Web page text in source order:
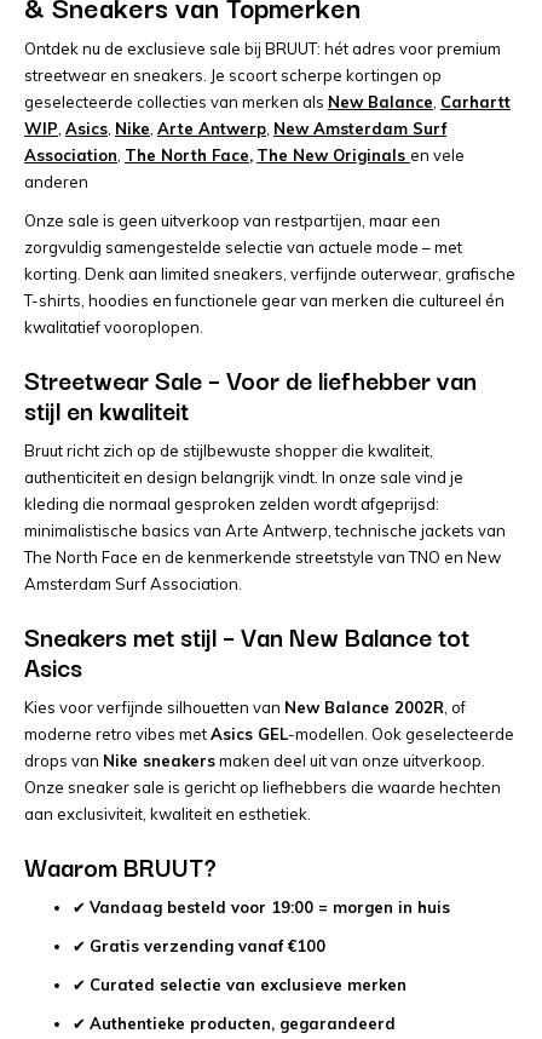
Ontdek nu de exclusieve sale bij BRUUT: hét adres voor premium
streetwear en sneakers. Je scoort scherpe kortingen op
geselecteerde collecties van merken als New Balance Carhartt
WIP Asics Nike Arte Antwerp New Amsterdam Surf
Association The North Face, The New Originals en vele
anderen
Onze sale is geen uitverkoop van restpartijen, maar een
zorgvuldig samengestelde selectie van actuele mode – met
korting. Denk aan limited sneakers, verfijnde outerwear, grafische
T-shirts, hoodies en functionele gear van merken die cultureel én
kwalitatief vooroplopen.
Streetwear Sale – Voor de liefhebber van
stijl en kwaliteit
Bruut richt zich op de stijlbewuste shopper die kwaliteit,
authenticiteit en design belangrijk vindt. In onze sale vind je
kleding die normaal gesproken zelden wordt afgeprijsd:
minimalistische basics van Arte Antwerp, technische jackets van
The North Face en de kenmerkende streetstyle van TNO en New
Amsterdam Surf Association.
Sneakers met stijl – Van New Balance tot
Asics
Kies voor verfijnde silhouetten van New Balance 2002R , of
moderne retro vibes metAsics GEL-modellen. Ook geselecteerde
drops van Nike sneakersmaken deel uit van onze uitverkoop.
Onze sneaker sale is gericht op liefhebbers die waarde hechten
aan exclusiviteit, kwaliteit en esthetiek.
Waarom BRUUT?
✔ Vandaag besteld voor 19:00 = morgen in huis
✔ Gratis verzending vanaf €100
✔ Curated selectie van exclusieve merken
✔ Authentieke producten, gegarandeerd